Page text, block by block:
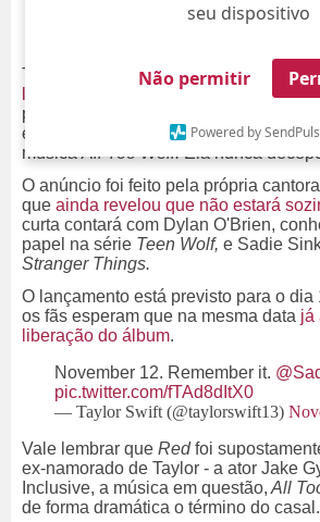
seu dispositivo
Não permitir
Powered by
Taylor Swift deixou os fãs ainda mais
lançamento do álbum
Red (Taylor's
porque, junto com as faixas
escreveu, dirigiu e estrelou um curta-
músicaAll Too Well.Ela nunca
O anúncio foi feito pela própria
que ainda revelou que não estará
curta contará com Dylan O'Brien,
papel na série Teen Wolf, e Sadie
Stranger Things.
O lançamento está previsto para o dia
os fãs esperam que na mesma data já
liberação do álbum.
November 12. Remember it.
pic.twitter.com/fTAd8dItX0
— Taylor Swift (@taylorswift13)
Vale lembrar que Redfoi
ex-namorado de Taylor - a ator Jake
Inclusive, a música em questão, All
de forma dramática o término do casal.